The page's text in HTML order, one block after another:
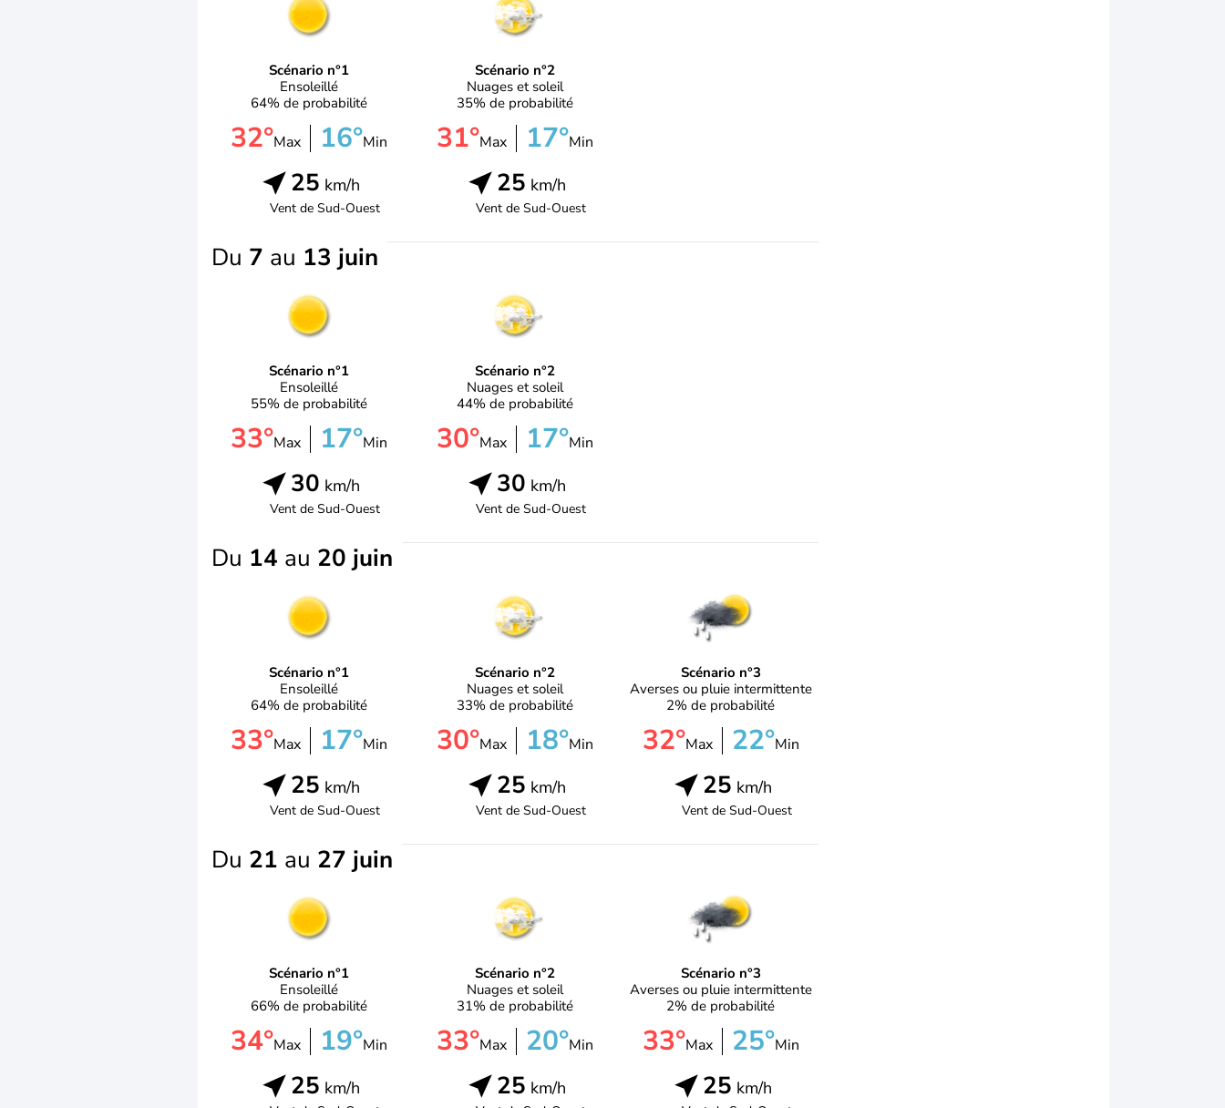
Scénario n°1
Ensoleillé
64% de probabilité
32°Max 16°Min
25 km/h
Vent deSud-Ouest
Scénario n°2
Nuages et soleil
35% de probabilité
31°Max 17°Min
25 km/h
Vent deSud-Ouest
Du 7 au 13 juin
Scénario n°1
Ensoleillé
55% de probabilité
33°Max 17°Min
30 km/h
Vent deSud-Ouest
Scénario n°2
Nuages et soleil
44% de probabilité
30°Max 17°Min
30 km/h
Vent deSud-Ouest
Du 14 au 20 juin
Scénario n°1
Ensoleillé
64% de probabilité
33°Max 17°Min
25 km/h
Vent deSud-Ouest
Scénario n°2
Nuages et soleil
33% de probabilité
30°Max 18°Min
25 km/h
Vent deSud-Ouest
Scénario n°3
Averses ou pluie intermittente
2% de probabilité
32°Max 22°Min
25 km/h
Vent deSud-Ouest
Du 21 au 27 juin
Scénario n°1
Ensoleillé
66% de probabilité
34°Max 19°Min
25 km/h
Scénario n°2
Nuages et soleil
31% de probabilité
33°Max 20°Min
25 km/h
Scénario n°3
Averses ou pluie intermittente
2% de probabilité
33°Max 25°Min
25 km/h